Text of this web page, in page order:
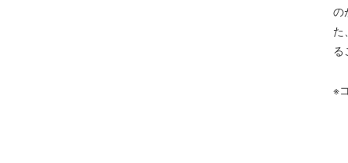
の
た
る
※